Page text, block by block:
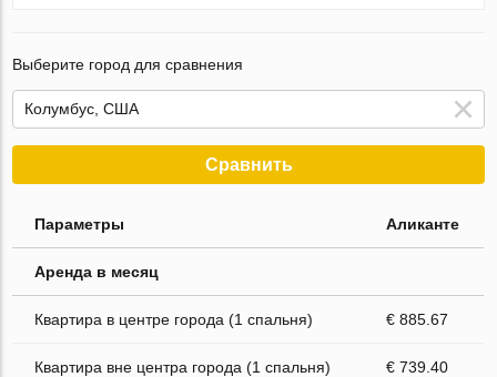
Выберите город для сравнения
Сравнить
Параметры Аликанте
Аренда в месяц
Квартира в центре города (1 спальня) € 885.67
Квартира вне центра города (1 спальня) € 739.40